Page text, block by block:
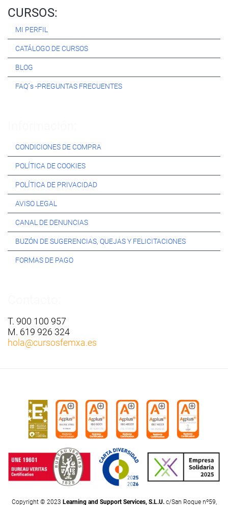
CURSOS:
MI PERFIL
CATÁLOGO DE CURSOS
BLOG
FAQ´s -PREGUNTAS FRECUENTES
CONDICIONES DE COMPRA
POLÍTICA DE COOKIES
POLÍTICA DE PRIVACIDAD
AVISO LEGAL
CANAL DE DENUNCIAS
BUZÓN DE SUGERENCIAS, QUEJAS Y FELICITACIONES
FORMAS DE PAGO
T. 900 100 957
M. 619 926 324
hola@cursosfemxa.es
Copyright © 2023 Learning and Support Services, S.L.U.c/San Roque nº59,